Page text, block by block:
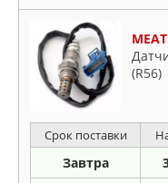
(R56)
Срок поставки
Завтра